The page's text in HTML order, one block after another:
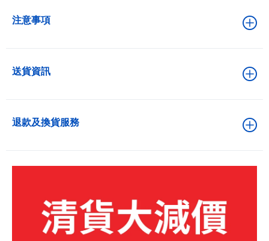
注意事項
送貨資訊
退款及換貨服務